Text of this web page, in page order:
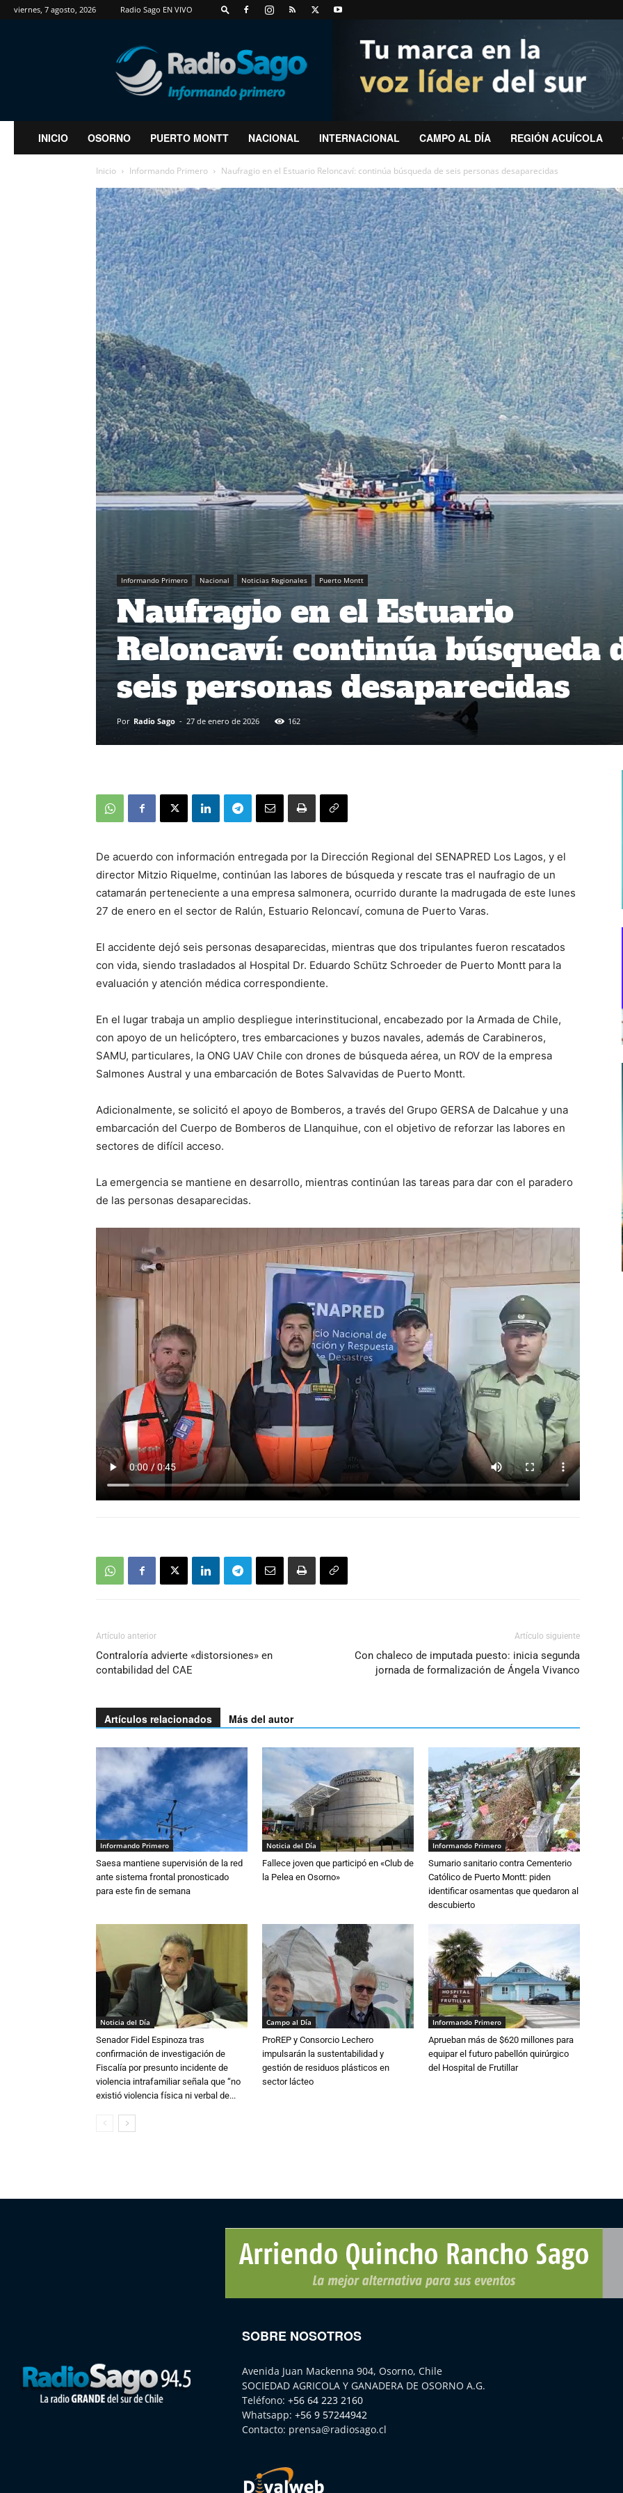
viernes, 7 agosto, 2026 Radio Sago EN VIVO
RadioSago
INICIO OSORNO PUERTO MONTT NACIONAL INTERNACIONAL CAMPO AL DÍA REGIÓN ACUÍCOLA
Inicio Informando Primero Naufragio en el Estuario Reloncaví: continúa búsqueda de seis personas desaparecidas
Informando Primero Nacional Noticias Regionales Puerto Montt
Naufragio en el Estuario
Reloncaví: continúa búsqueda
seis personas desaparecidas
Por Radio Sago - 27 de enero de 2026 162
De acuerdo con información entregada por la Dirección Regional del SENAPRED Los Lagos, y el
director Mitzio Riquelme, continúan las labores de búsqueda y rescate tras el naufragio de un
catamarán perteneciente a una empresa salmonera, ocurrido durante la madrugada de este lunes
27 de enero en el sector de Ralún, Estuario Reloncaví, comuna de Puerto Varas.
El accidente dejó seis personas desaparecidas, mientras que dos tripulantes fueron rescatados
con vida, siendo trasladados al Hospital Dr. Eduardo Schütz Schroeder de Puerto Montt para la
evaluación y atención médica correspondiente.
En el lugar trabaja un amplio despliegue interinstitucional, encabezado por la Armada de Chile,
con apoyo de un helicóptero, tres embarcaciones y buzos navales, además de Carabineros,
SAMU, particulares, la ONG UAV Chile con drones de búsqueda aérea, un ROV de la empresa
Salmones Austral y una embarcación de Botes Salvavidas de Puerto Montt.
Adicionalmente, se solicitó el apoyo de Bomberos, a través del Grupo GERSA de Dalcahue y una
embarcación del Cuerpo de Bomberos de Llanquihue, con el objetivo de reforzar las labores en
sectores de difícil acceso.
La emergencia se mantiene en desarrollo, mientras continúan las tareas para dar con el paradero
de las personas desaparecidas.
Artículo anterior
Contraloría advierte «distorsiones» en
contabilidad del CAE
Artículo siguiente
Con chaleco de imputada puesto: inicia segunda
jornada de formalización de Ángela Vivanco
Artículos relacionados Más del autor
Informando Primero
Saesa mantiene supervisión de la red
ante sistema frontal pronosticado
para este fin de semana
Noticia del Día
Fallece joven que participó en «Club de
la Pelea en Osorno»
Informando Primero
Sumario sanitario contra Cementerio
Católico de Puerto Montt: piden
identificar osamentas que quedaron al
descubierto
Noticia del Día
Senador Fidel Espinoza tras
confirmación de investigación de
Fiscalía por presunto incidente de
violencia intrafamiliar señala que “no
existió violencia física ni verbal de...
Campo al Día
ProREP y Consorcio Lechero
impulsarán la sustentabilidad y
gestión de residuos plásticos en
sector lácteo
Informando Primero
Aprueban más de $620 millones para
equipar el futuro pabellón quirúrgico
del Hospital de Frutillar
SOBRE NOSOTROS
Avenida Juan Mackenna 904, Osorno, Chile
SOCIEDAD AGRICOLA Y GANADERA DE OSORNO A.G.
Teléfono: +56 64 223 2160
Whatsapp: +56 9 57244942
Contacto: prensa@radiosago.cl